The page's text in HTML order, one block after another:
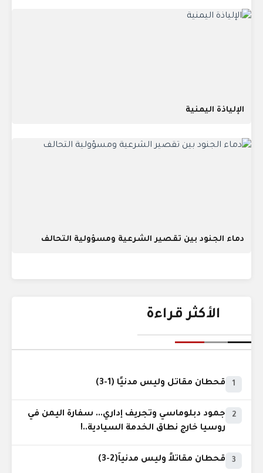
الإلياذة اليمنية
دماء الجنود بين تقصير الشرعية ومسؤولية التحالف
الأكثر قراءة
1 قحطان مقاتل وليس مدنيًا (1-3)
2
جمود دبلوماسي وتجريف إداري... سفارة اليمن في
روسيا خارج نطاق الخدمة السيادية..!
3 قحطان مقاتلاً وليس مدنياً(2-3)